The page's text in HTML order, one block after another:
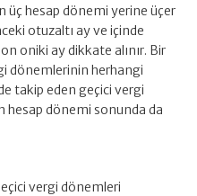
üç hesap dönemi yerine üçer
otuzaltı ay ve içinde
oniki ay dikkate alınır. Bir
dönemlerinin herhangi
takip eden geçici vergi
hesap dönemi sonunda da
vergi dönemleri